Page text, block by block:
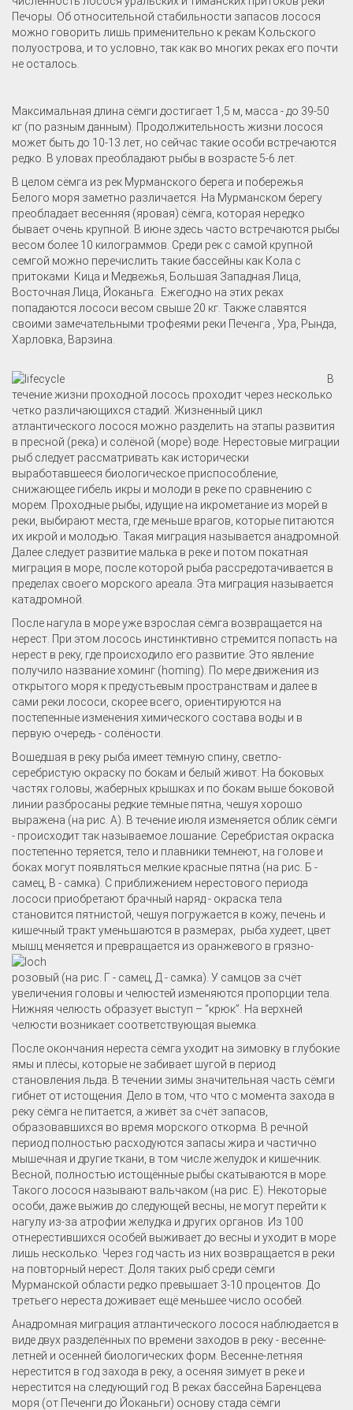
Печоры. Об относительной стабильности запасов лосося
можно говорить лишь применительно к рекам Кольского
полуострова, и то условно, так как во многих реках его почти
не осталось.
Максимальная длина сёмги достигает 1,5 м, масса - до 39-50
кг (по разным данным). Продолжительность жизни лосося
может быть до 10-13 лет, но сейчас такие особи встречаются
редко. В уловах преобладают рыбы в возрасте 5-6 лет.
В целом сёмга из рек Мурманского берега и побережья
Белого моря заметно различается. На Мурманском берегу
преобладает весенняя (яровая) сёмга, которая нередко
бывает очень крупной. В июне здесь часто встречаются рыбы
весом более 10 килограммов. Среди рек с самой крупной
семгой можно перечислить такие бассейны как Кола с
притоками Кица и Медвежья, Большая Западная Лица,
Восточная Лица, Йоканьга. Ежегодно на этих реках
попадаются лососи весом свыше 20 кг. Также славятся
своими замечательными трофеями реки Печенга , Ура, Рында,
Харловка, Варзина.
В
течение жизни проходной лосось проходит через несколько
четко различающихся стадий. Жизненный цикл
атлантического лосося можно разделить на этапы развития
в пресной (река) и солёной (море) воде. Нерестовые миграции
рыб следует рассматривать как исторически
выработавшееся биологическое приспособление,
снижающее гибель икры и молоди в реке по сравнению с
морем. Проходные рыбы, идущие на икрометание из морей в
реки, выбирают места, где меньше врагов, которые питаются
их икрой и молодью. Такая миграция называется анадромной.
Далее следует развитие малька в реке и потом покатная
миграция в море, после которой рыба рассредотачивается в
пределах своего морского ареала. Эта миграция называется
катадромной.
После нагула в море уже взрослая сёмга возвращается на
нерест. При этом лосось инстинктивно стремится попасть на
нерест в реку, где происходило его развитие. Это явление
получило название хоминг (homing). По мере движения из
открытого моря к предустьевым пространствам и далее в
сами реки лососи, скорее всего, ориентируются на
постепенные изменения химического состава воды и в
первую очередь - солёности.
Вошедшая в реку рыба имеет тёмную спину, светло-
серебристую окраску по бокам и белый живот. На боковых
частях головы, жаберных крышках и по бокам выше боковой
линии разбросаны редкие тёмные пятна, чешуя хорошо
выражена (на рис. А). В течение июля изменяется облик сёмги
- происходит так называемое лошание. Серебристая окраска
постепенно теряется, тело и плавники темнеют, на голове и
боках могут появляться мелкие красные пятна (на рис. Б -
самец, В - самка). С приближением нерестового периода
лососи приобретают брачный наряд - окраска тела
становится пятнистой, чешуя погружается в кожу, печень и
кишечный тракт уменьшаются в размерах, рыба худеет, цвет
мышц меняется и превращается из оранжевого в грязно-
розовый (на рис. Г - самец, Д - самка). У самцов за счёт
увеличения головы и челюстей изменяются пропорции тела.
Нижняя челюсть образует выступ – “крюк”. На верхней
челюсти возникает соответствующая выемка.
После окончания нереста сёмга уходит на зимовку в глубокие
ямы и плёсы, которые не забивает шугой в период
становления льда. В течении зимы значительная часть сёмги
гибнет от истощения. Дело в том, что что с момента захода в
реку сёмга не питается, а живёт за счёт запасов,
образовавшихся во время морского откорма. В речной
период полностью расходуются запасы жира и частично
мышечная и другие ткани, в том числе желудок и кишечник.
Весной, полностью истощённые рыбы скатываются в море.
Такого лосося называют вальчаком (на рис. Е). Некоторые
особи, даже выжив до следующей весны, не могут перейти к
нагулу из-за атрофии желудка и других органов. Из 100
отнерестившихся особей выживает до весны и уходит в море
лишь несколько. Через год часть из них возвращается в реки
на повторный нерест. Доля таких рыб среди сёмги
Мурманской области редко превышает 3-10 процентов. До
третьего нереста доживает ещё меньшее число особей.
Анадромная миграция атлантического лосося наблюдается в
виде двух разделённых по времени заходов в реку - весенне-
летней и осенней биологических форм. Весенне-летняя
нерестится в год захода в реку, а осеняя зимует в реке и
нерестится на следующий год. В реках бассейна Баренцева
моря (от Печенги до Йоканьги) основу стада сёмги